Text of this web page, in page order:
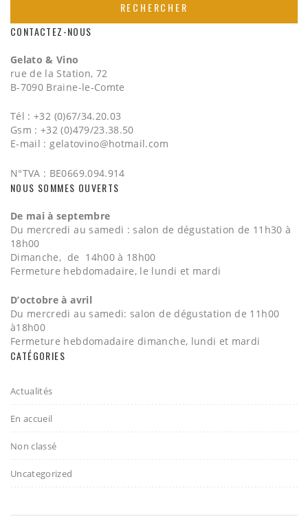
CONTACTEZ-NOUS
Gelato & Vino
rue de la Station, 72
B-7090 Braine-le-Comte
Tél : +32 (0)67/34.20.03
Gsm : +32 (0)479/23.38.50
E-mail :gelatovino@hotmail.com
N°TVA : BE0669.094.914
NOUS SOMMES OUVERTS
De mai à septembre
Du mercredi au samedi : salon de dégustation de 11h30 à
18h00
Dimanche, de 14h00 à 18h00
Fermeture hebdomadaire, le lundi et mardi
D’octobre à avril
Du mercredi au samedi: salon de dégustation de 11h00
à18h00
Fermeture hebdomadaire dimanche, lundi et mardi
CATÉGORIES
Actualités
En accueil
Non classé
Uncategorized